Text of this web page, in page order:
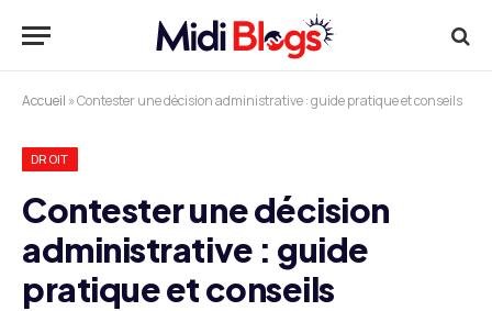
Accueil »Contester une décision administrative : guide pratique et conseils
DROIT
Contester une décision
administrative : guide
pratique et conseils